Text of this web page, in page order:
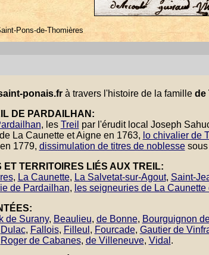
Pons-de-Thomières
ponais.frà travers l'histoire de la famille de
DE PARDAILHAN:
, les Treil par l'érudit local Joseph
La Caunette et Aigne en 1763, lo chivalier de
1779, dissimulation de titres de noblessesous
ET TERRITOIRES LIÉS AUX TREIL:
, La Caunette, La Salvetat-sur-Agout, Saint-
de Pardailhan, les seigneuries de La Caunette
de Surany, Beaulieu, de Bonne, Bourguignon
Dulac, Fallois, Filleul , Fourcade, Gautier de
Roger de Cabanes, de Villeneuve, Vidal .